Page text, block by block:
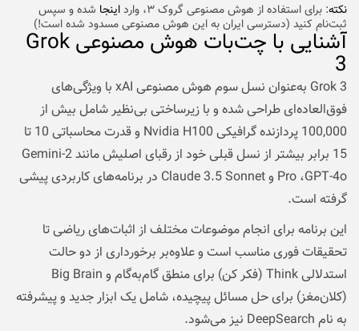
نکته: برای استفاده از هوش مصنوعی گروک ۳، وارد اینجا شده و سپس
ثبت‌نام کنید (دسترسی ایران به این هوش مصنوعی مسدود شده است!)
آشنایی با چت‌بات هوش مصنوعی Grok
3
Grok 3 به‌عنوان نسل سوم هوش مصنوعی xAI با ویژگی‌های
فوق‌العاده‌ای طراحی شده و با زیرساختی بی‌نظیر شامل بیش از
100,000 پردازنده گرافیکی Nvidia H100 و قدرت محاسباتی 10 تا
15 برابر بیشتر از نسل قبلی خود از رقبای اصلیش مانند
Gemini-2
Pro
،GPT-4o و Claude 3.5 Sonnet در برنامه‌های کاربردی پیشی
گرفته است.
این برنامه برای انجام موضوعات مختلف از اثبات‌های ریاضی تا
تحقیقات فوری مناسب است و علاوه‌بر برخورداری از دو حالت
استدلالی Think (فکر کن) برای منطق گام‌به‌گام و Big Brain
(کلان‌مغز) برای حل مسائل پیچیده، شامل یک ابزار جدید و پیشرفته
به نام DeepSearch نیز می‌‌‌شود.